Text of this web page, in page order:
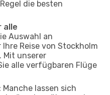
die besten
alle
Auswahl an
Reise von Stockholm
Mit unserer
alle verfügbaren Flüge
: Manche lassen sich